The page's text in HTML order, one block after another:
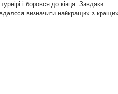
і боровся до кінця. Завдяки
визначити найкращих з